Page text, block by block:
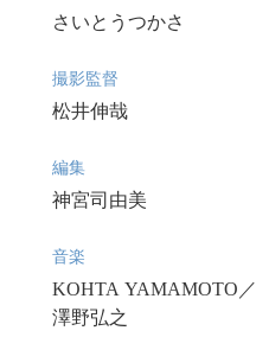
さいとうつかさ
撮影監督
松井伸哉
編集
神宮司由美
音楽
KOHTA YAMAMOTO／
澤野弘之